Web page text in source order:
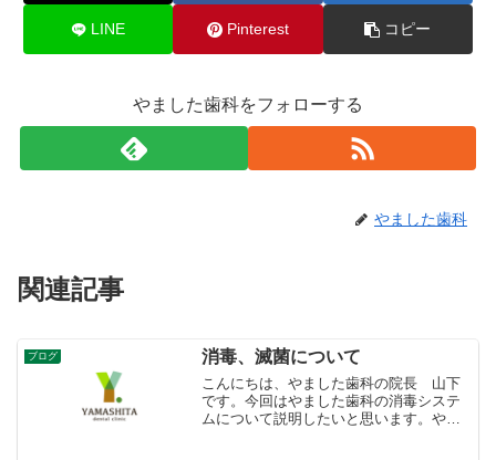
LINE Pinterest コピー
やました歯科をフォローする
やました歯科
関連記事
ブログ 消毒、滅菌について
こんにちは、やました歯科の院長 山下
です。今回はやました歯科の消毒システ
ムについて説明したいと思います。やま